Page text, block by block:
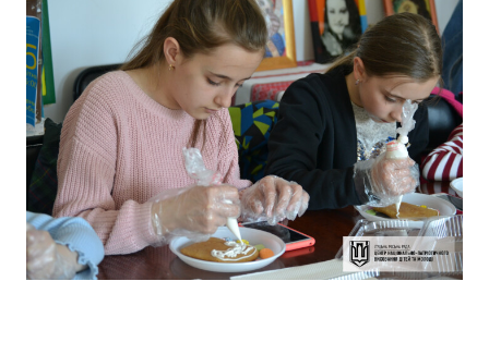
Бюджет
Публічна інформація
Прозорість влади
Документи